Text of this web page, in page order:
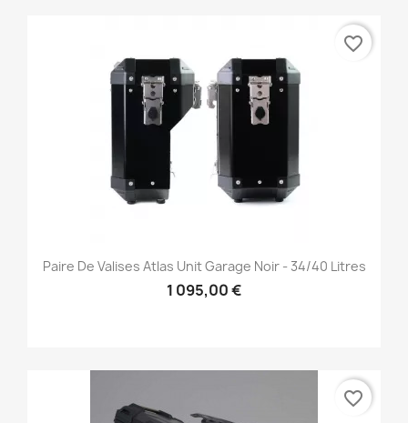
Paire De Valises Atlas Unit Garage Noir - 34/40 Litres
1 095,00 €
favorite_border
favorite_border